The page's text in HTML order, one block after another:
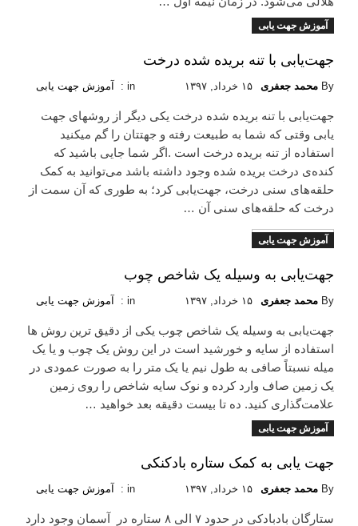
Read More
آموزش جهت یابی
جهت‌یابی با تنه بریده شده درخت
By محمد جعفری ۱۵ خرداد, ۱۳۹۷ in : آموزش جهت یابی
جهت‌یابی با تنه بریده شده درخت یکی دیگر از روشهای جهت
یابی وقتی که شما به طبیعت رفته و جهتتان را گم میکنید
استفاده از تنه بریده درخت است .اگر شما جایی باشید که
کنده‌ی درخت بریده شده وجود داشته باشد می‌توانید به کمک
حلقه‌های سنی درخت، جهت‌یابی کرد؛ به طوری که آن سمت از
درخت که حلقه‌های سنی آن …
Read More
آموزش جهت یابی
جهت‌یابی به وسیله یک شاخص چوب
By محمد جعفری ۱۵ خرداد, ۱۳۹۷ in : آموزش جهت یابی
جهت‌یابی به وسیله یک شاخص چوب یکی از دقیق ترین روش ها
استفاده از سایه و خورشید است در این روش یک چوب و یا یک
میله نسبتاً صافی به طول نیم یا یک متر را به صورت عمودی در
یک زمین صاف وارد کرده و نوک سایه شاخص را روی زمین
علامت‌گذاری کنید. ده تا بیست دقیقه بعد خواهید …
Read More
آموزش جهت یابی
جهت یابی به کمک ستاره بادکنکی
By محمد جعفری ۱۵ خرداد, ۱۳۹۷ in : آموزش جهت یابی
ستارگان بادبادکی در حدود ۷ الی ۸ ستاره در آسمان وجود دارد